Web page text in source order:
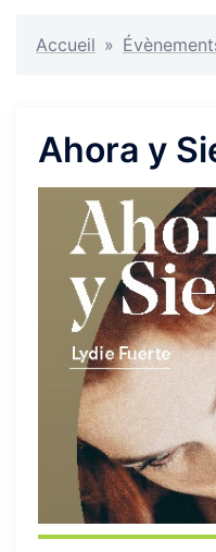
Accueil »
Ahora y